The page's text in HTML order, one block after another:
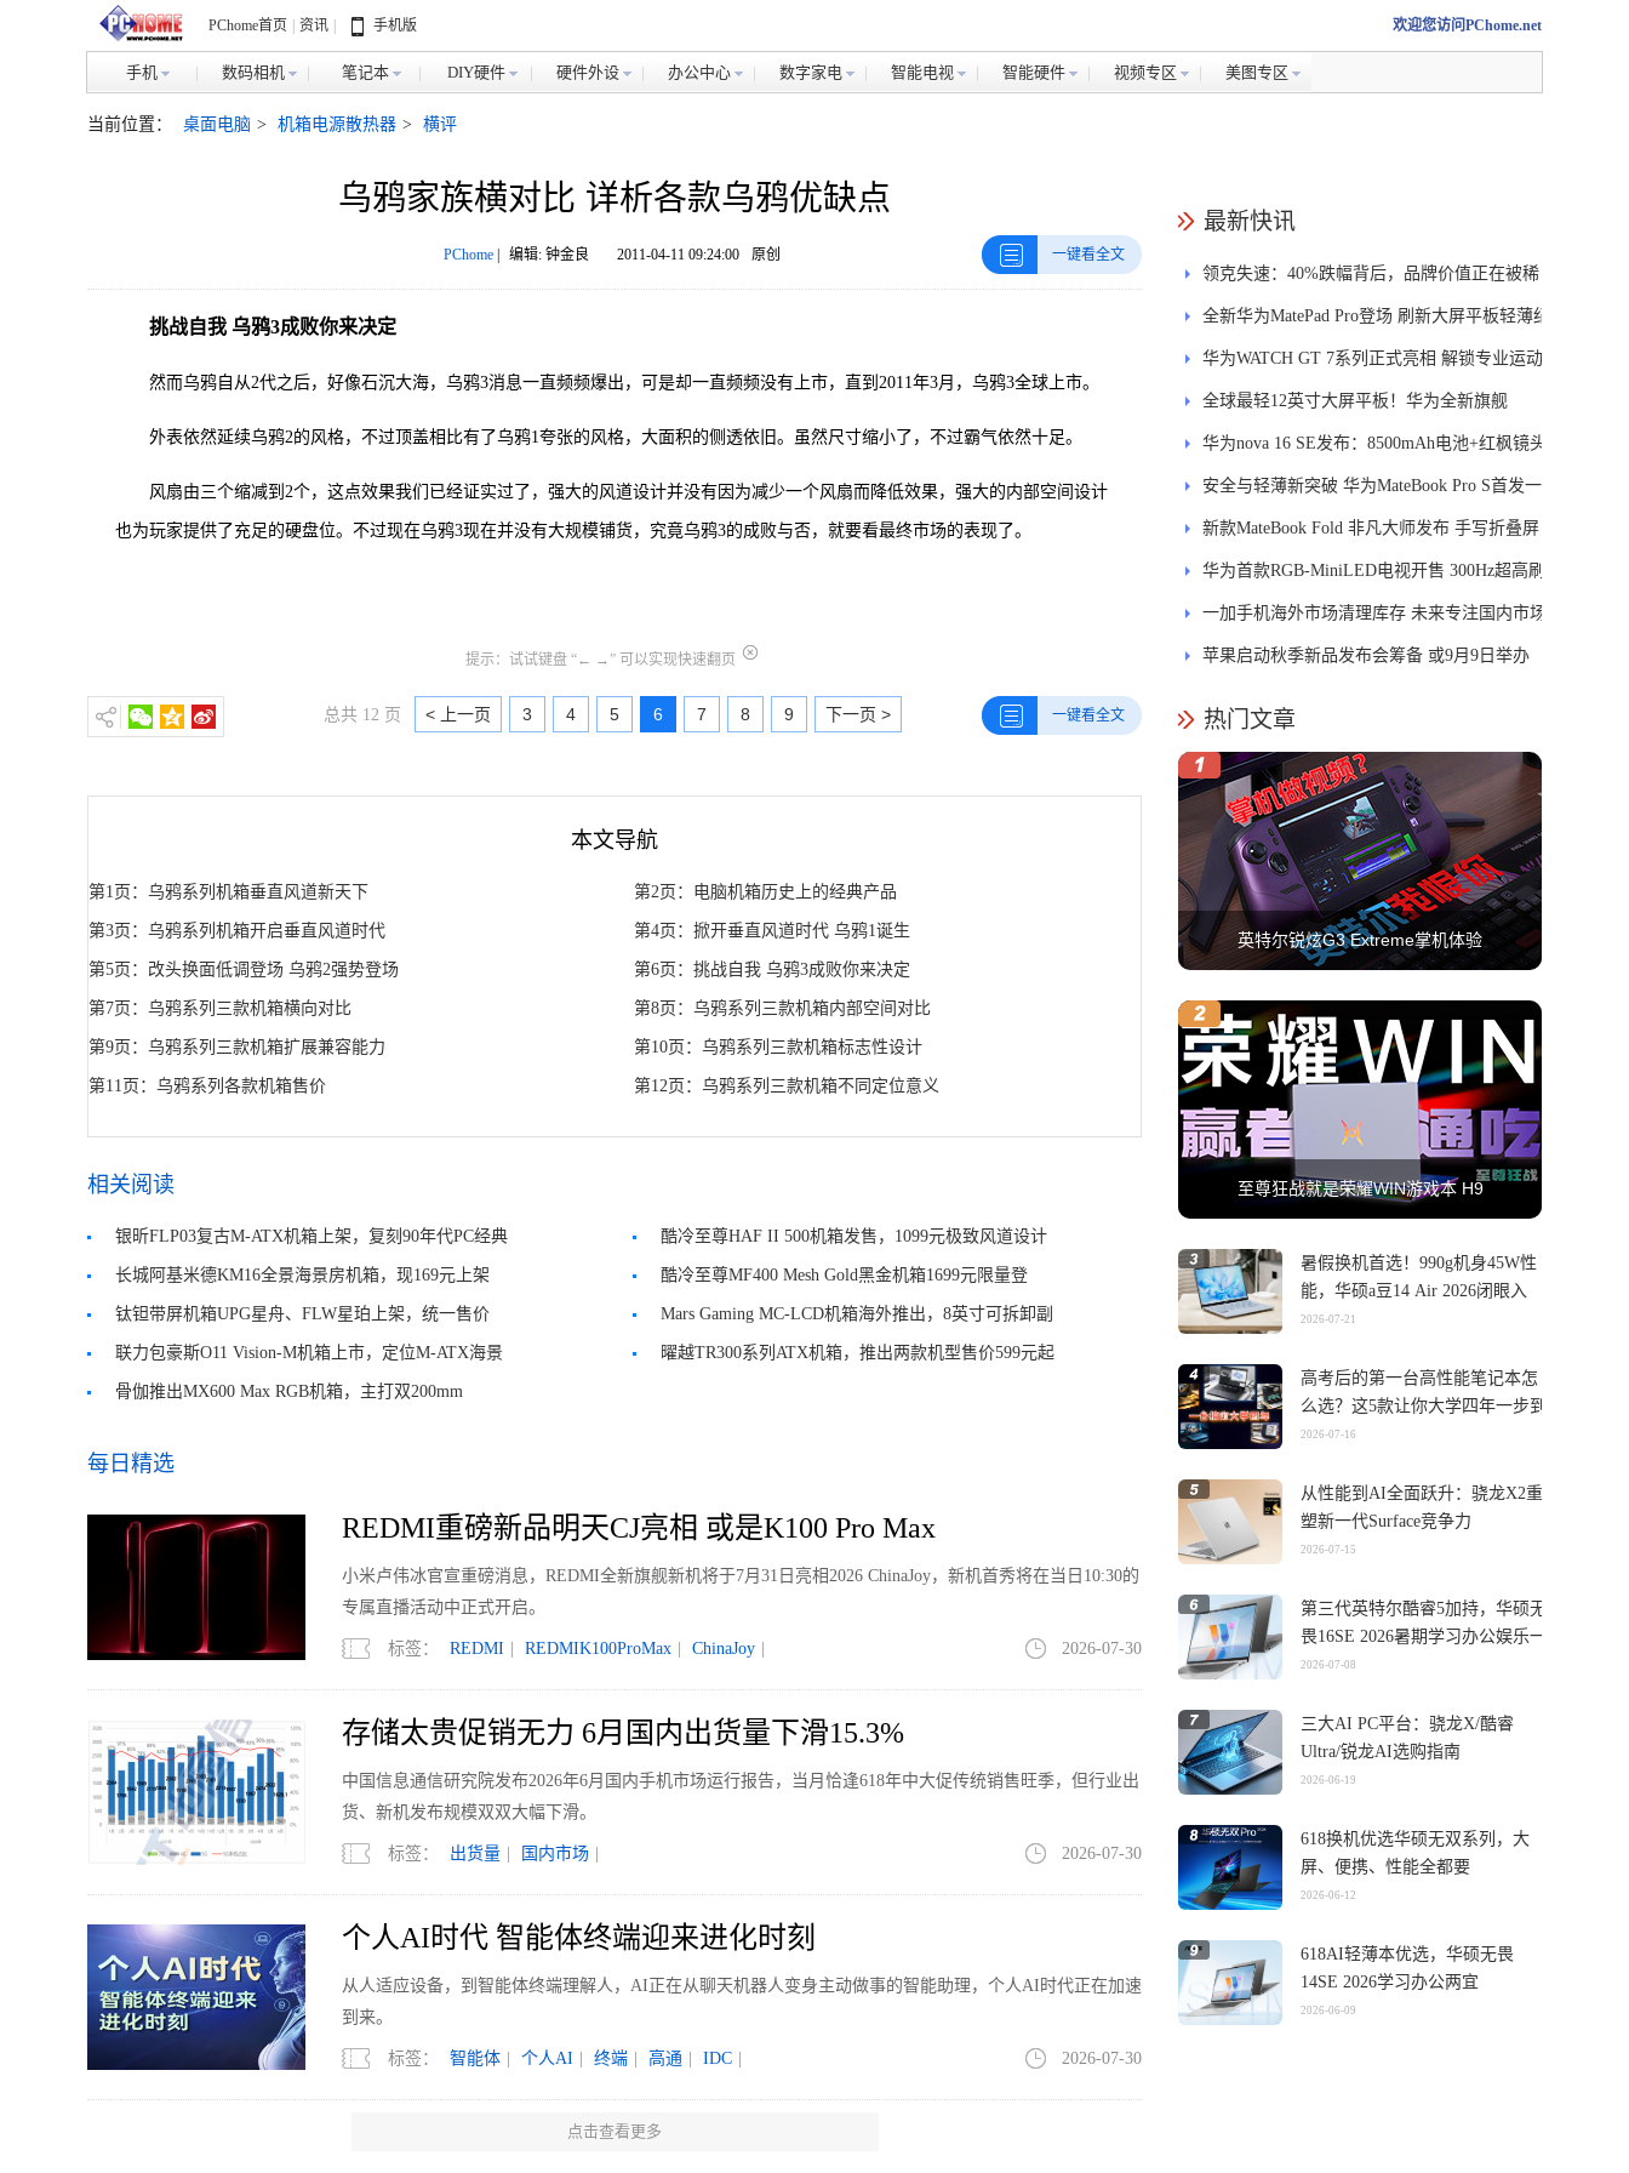
PChome首页 资讯 手机版 欢迎您访问PChome.net
手机 数码相机 笔记本 DIY硬件 硬件外设 办公中心 数字家电 智能电视 智能硬件 视频专区 美图专区
当前位置： 桌面电脑 > 机箱电源散热器 > 横评
乌鸦家族横对比 详析各款乌鸦优缺点
PChome| 编辑: 钟金良 2011-04-11 09:24:00 原创 一键看全文
挑战自我 乌鸦3成败你来决定
然而乌鸦自从2代之后，好像石沉大海，乌鸦3消息一直频频爆出，可是却一直频频没有上市，直到2011年3月，乌鸦3全球上市。
外表依然延续乌鸦2的风格，不过顶盖相比有了乌鸦1夸张的风格，大面积的侧透依旧。虽然尺寸缩小了，不过霸气依然十足。
风扇由三个缩减到2个，这点效果我们已经证实过了，强大的风道设计并没有因为减少一个风扇而降低效果，强大的内部空间设计
也为玩家提供了充足的硬盘位。不过现在乌鸦3现在并没有大规模铺货，究竟乌鸦3的成败与否，就要看最终市场的表现了。
提示：试试键盘 “← →” 可以实现快速翻页
总共 12 页 < 上一页 3 4 5 6 7 8 9 下一页 > 一键看全文
本文导航
第1页：乌鸦系列机箱垂直风道新天下 第2页：电脑机箱历史上的经典产品
第3页：乌鸦系列机箱开启垂直风道时代 第4页：掀开垂直风道时代 乌鸦1诞生
第5页：改头换面低调登场 乌鸦2强势登场 第6页：挑战自我 乌鸦3成败你来决定
第7页：乌鸦系列三款机箱横向对比 第8页：乌鸦系列三款机箱内部空间对比
第9页：乌鸦系列三款机箱扩展兼容能力 第10页：乌鸦系列三款机箱标志性设计
第11页：乌鸦系列各款机箱售价 第12页：乌鸦系列三款机箱不同定位意义
相关阅读
银昕FLP03复古M-ATX机箱上架，复刻90年代PC经典
风格
酷冷至尊HAF II 500机箱发售，1099元极致风道设计
长城阿基米德KM16全景海景房机箱，现169元上架 酷冷至尊MF400 Mesh Gold黑金机箱1699元限量登
场！
钛钽带屏机箱UPG星舟、FLW星珀上架，统一售价
599元
Mars Gaming MC-LCD机箱海外推出，8英寸可拆卸副
屏
联力包豪斯O11 Vision-M机箱上市，定位M-ATX海景
房
曜越TR300系列ATX机箱，推出两款机型售价599元起
骨伽推出MX600 Max RGB机箱，主打双200mm
每日精选
REDMI重磅新品明天CJ亮相 或是K100 Pro Max
小米卢伟冰官宣重磅消息，REDMI全新旗舰新机将于7月31日亮相2026 ChinaJoy，新机首秀将在当日10:30的
专属直播活动中正式开启。
标签： REDMI REDMIK100ProMax ChinaJoy 2026-07-30
存储太贵促销无力 6月国内出货量下滑15.3%
中国信息通信研究院发布2026年6月国内手机市场运行报告，当月恰逢618年中大促传统销售旺季，但行业出
货、新机发布规模双双大幅下滑。
标签： 出货量 国内市场 2026-07-30
个人AI时代 智能体终端迎来进化时刻
从人适应设备，到智能体终端理解人，AI正在从聊天机器人变身主动做事的智能助理，个人AI时代正在加速
到来。
标签： 智能体 个人AI 终端 高通 IDC 2026-07-30
清洁电器上半年销额下滑 主力品类承压、小众品类放量降价
点击查看更多
最新快讯
领克失速：40%跌幅背后，品牌价值正在被稀
释
全新华为MatePad Pro登场 刷新大屏平板轻薄纪
录
华为WATCH GT 7系列正式亮相 解锁专业运动
新体验
全球最轻12英寸大屏平板！华为全新旗舰
MatePad Pro正式发布
华为nova 16 SE发布：8500mAh电池+红枫镜头
安全与轻薄新突破 华为MateBook Pro S首发一
区双像素技术防窥屏
新款MateBook Fold 非凡大师发布 手写折叠屏
引领PC交互新体验
华为首款RGB-MiniLED电视开售 300Hz超高刷
新率
一加手机海外市场清理库存 未来专注国内市场
苹果启动秋季新品发布会筹备 或9月9日举办
热门文章
英特尔锐炫G3 Extreme掌机体验
至尊狂战就是荣耀WIN游戏本 H9
暑假换机首选！990g机身45W性
能，华硕a豆14 Air 2026闭眼入
2026-07-21
高考后的第一台高性能笔记本怎
么选？这5款让你大学四年一步到
位
2026-07-16
从性能到AI全面跃升：骁龙X2重
塑新一代Surface竞争力
2026-07-15
第三代英特尔酷睿5加持，华硕无
畏16SE 2026暑期学习办公娱乐一
机搞定
2026-07-08
三大AI PC平台：骁龙X/酷睿
Ultra/锐龙AI选购指南
2026-06-19
618换机优选华硕无双系列，大
屏、便携、性能全都要
2026-06-12
618AI轻薄本优选，华硕无畏
14SE 2026学习办公两宜
2026-06-09